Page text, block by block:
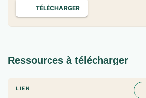
TÉLÉCHARGER
Ressources à télécharger
LIEN